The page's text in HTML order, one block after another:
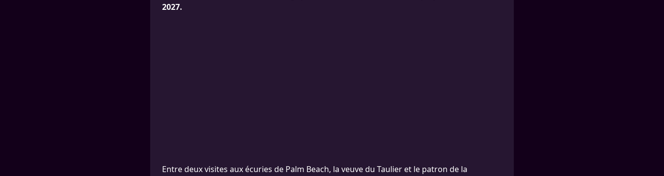
2027.
Entre deux visites aux écuries de Palm Beach, la veuve du Taulier et le patron de la